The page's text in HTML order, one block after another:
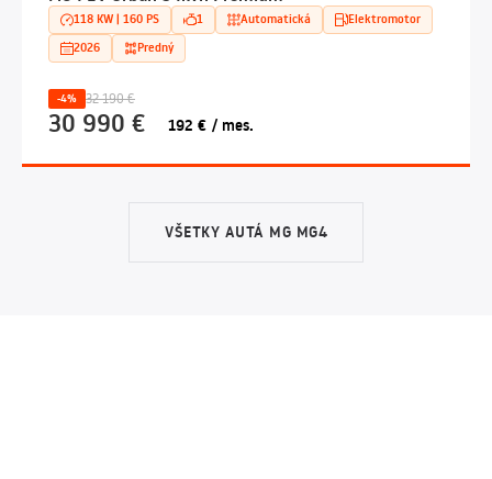
118 KW | 160 PS 1 Automatická
Elektromotor
2026
Predný
-4% 32 190 €
30 990 € 192 € / mes.
VŠETKY AUTÁ MG MG4